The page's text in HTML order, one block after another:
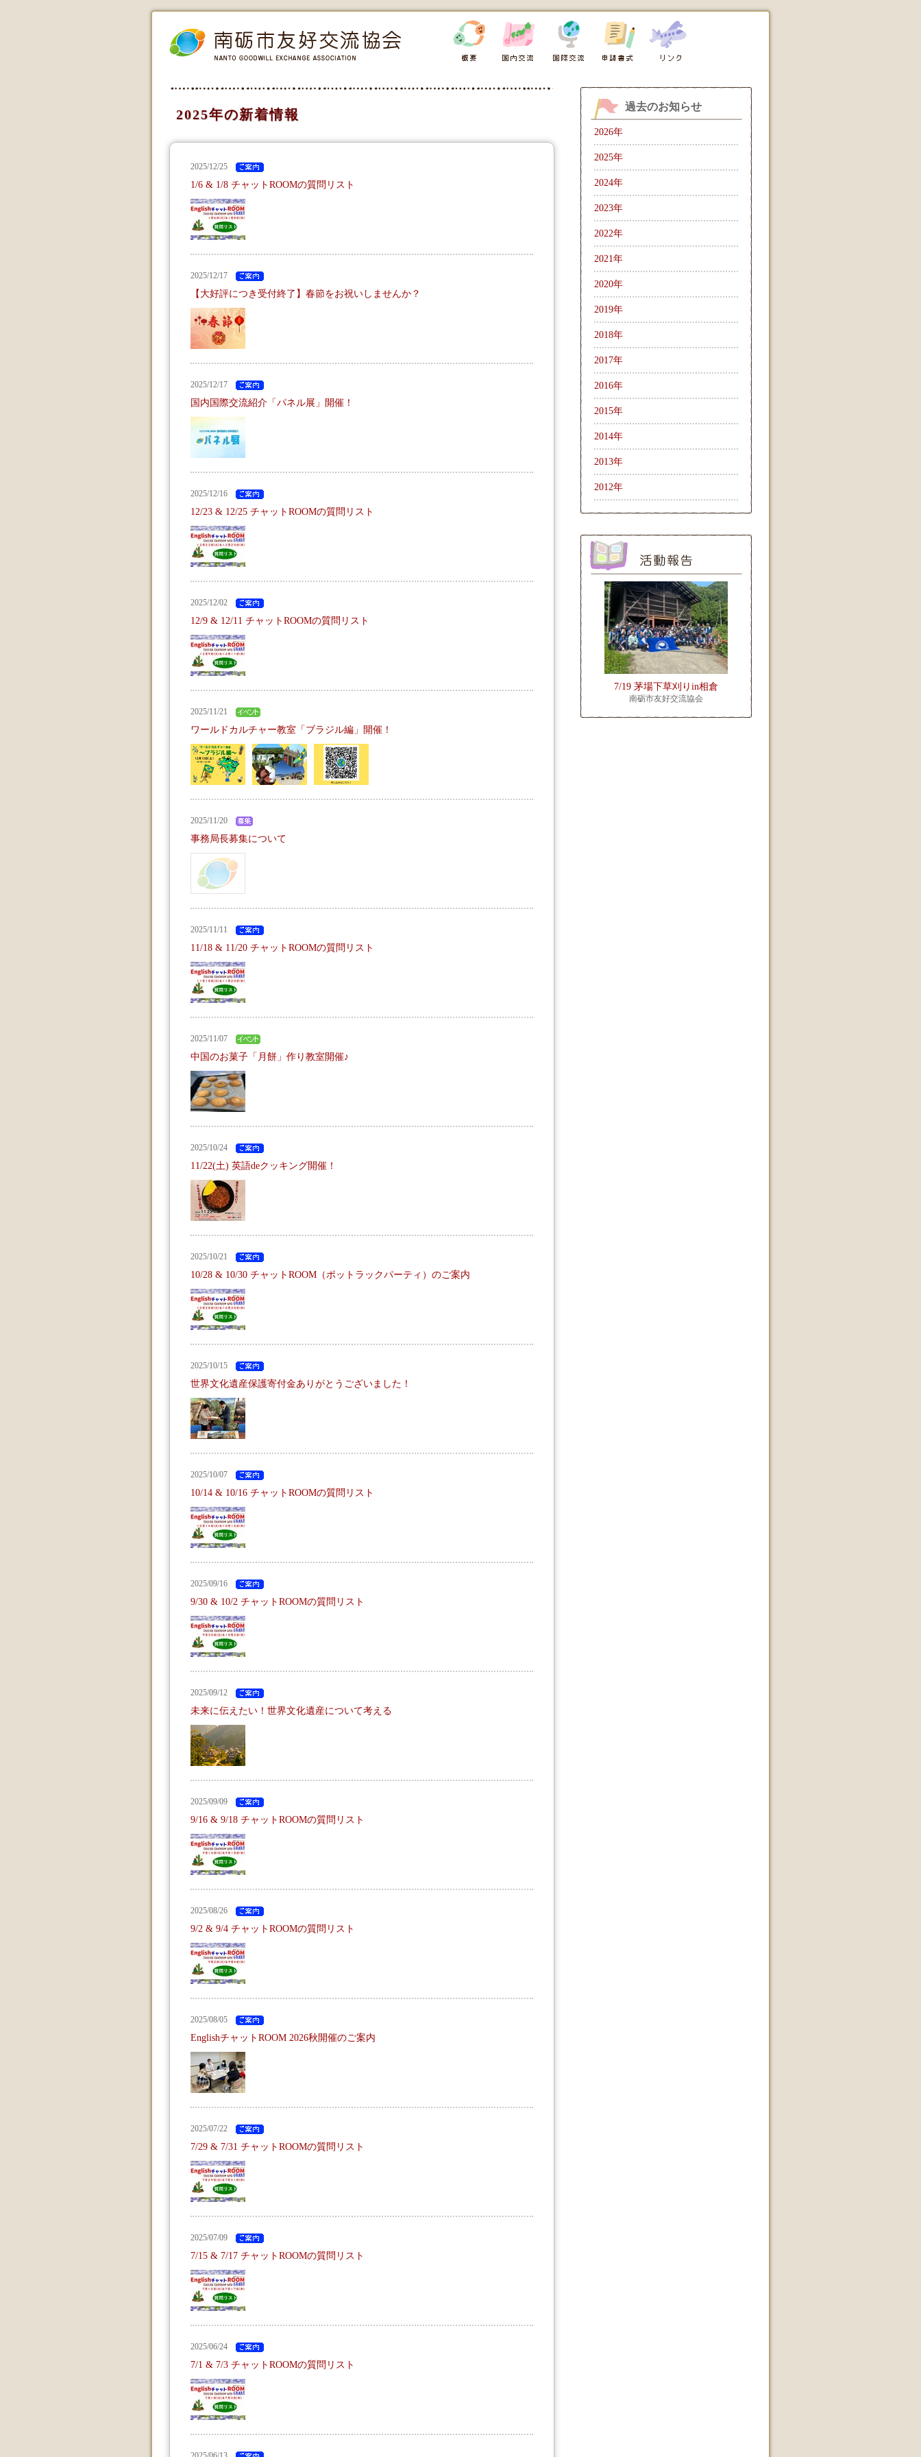
2025年の新着情報
2025/12/25
1/6 & 1/8 チャットROOMの質問リスト
2025/12/17
【大好評につき受付終了】春節をお祝いしませんか？
2025/12/17
国内国際交流紹介「パネル展」開催！
2025/12/16
12/23 & 12/25 チャットROOMの質問リスト
2025/12/02
12/9 & 12/11 チャットROOMの質問リスト
2025/11/21
ワールドカルチャー教室「ブラジル編」開催！
2025/11/20
事務局長募集について
2025/11/11
11/18 & 11/20 チャットROOMの質問リスト
2025/11/07
中国のお菓子「月餅」作り教室開催♪
2025/10/24
11/22(土) 英語deクッキング開催！
2025/10/21
10/28 & 10/30 チャットROOM（ポットラックパーティ）のご案内
2025/10/15
世界文化遺産保護寄付金ありがとうございました！
2025/10/07
10/14 & 10/16 チャットROOMの質問リスト
2025/09/16
9/30 & 10/2 チャットROOMの質問リスト
2025/09/12
未来に伝えたい！世界文化遺産について考える
2025/09/09
9/16 & 9/18 チャットROOMの質問リスト
2025/08/26
9/2 & 9/4 チャットROOMの質問リスト
2025/08/05
EnglishチャットROOM 2026秋開催のご案内
2025/07/22
7/29 & 7/31 チャットROOMの質問リスト
2025/07/09
7/15 & 7/17 チャットROOMの質問リスト
2025/06/24
7/1 & 7/3 チャットROOMの質問リスト
過去のお知らせ
2026年
2025年
2024年
2023年
2022年
2021年
2020年
2019年
2018年
2017年
2016年
2015年
2014年
2013年
2012年
7/19 茅場下草刈りin相倉
南砺市友好交流協会